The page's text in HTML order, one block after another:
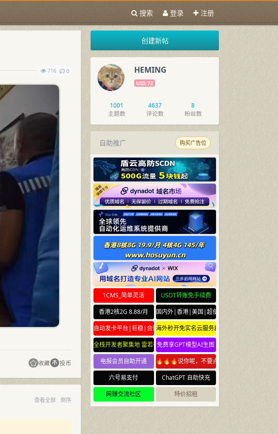
搜索 登录 注册
716
0
收藏 投币
查看全部 倒序
创建新帖
HEMING
UID:72
1001
主题数
4637
评论数
8
粉丝数
自助推广 购买广告位
1CMS_简单灵活
USDT转账免手续费
香港2核2G 8.88/月
国内外|香港|美国|超便宜云服务器
自动发卡平台|巨稳|合规海外秒开免实名云服务器
全栈开发者聚集地 雷若社区 leiruo.com
免费享GPT模型AI生图
电报会员自助开通
🔥🔥🔥说你呢，不要点🔥🔥🔥
六号易支付
ChatGPT 自助快充
网赚交流社区
特价招租